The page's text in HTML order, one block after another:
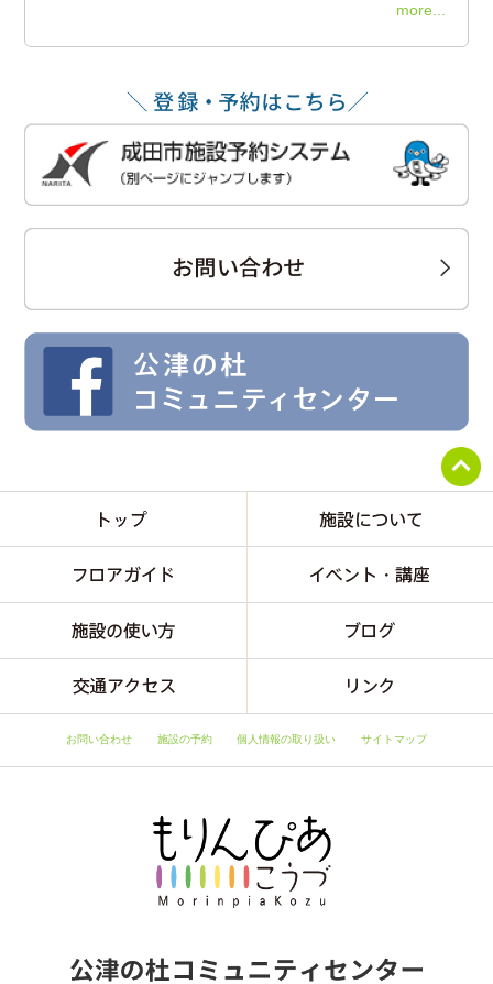
more...
お問い合わせ 施設の予約 個人情報の取り扱い サイトマップ